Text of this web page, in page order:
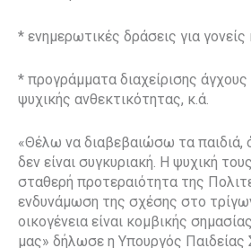
* ενημερωτικές δράσεις για γονείς
* προγράμματα διαχείρισης άγχους
ψυχικής ανθεκτικότητας, κ.ά.
«Θέλω να διαβεβαιώσω τα παιδιά,
δεν είναι συγκυριακή. Η ψυχική
σταθερή προτεραιότητα της
ενδυνάμωση της σχέσης στο
οικογένεια είναι κομβικής
μας» δήλωσε η Υπουργός Παιδείας